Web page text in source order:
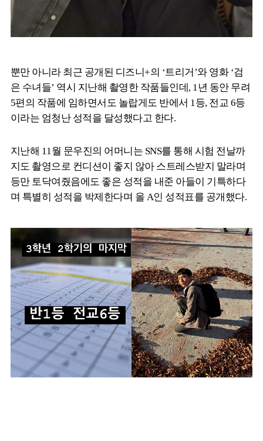
뿐만 아니라 최근 공개된 디즈니+의 ‘트리거’와 영화 ‘검
은 수녀들’ 역시 지난해 촬영한 작품들인데, 1년 동안 무려
5편의 작품에 임하면서도 놀랍게도 반에서 1등, 전교 6등
이라는 엄청난 성적을 달성했다고 한다.
지난해 11월 문우진의 어머니는 SNS를 통해 시험 전날까
지도 촬영으로 컨디션이 좋지 않아 스트레스받지 말라며
등만 토닥여줬음에도 좋은 성적을 내준 아들이 기특하다
며 특별히 성적을 박제한다며 올 A인 성적표를 공개했다.